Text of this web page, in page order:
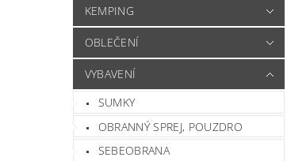
KEMPING
OBLEČENÍ
VYBAVENÍ
SUMKY
OBRANNÝ SPREJ, POUZDRO
SEBEOBRANA